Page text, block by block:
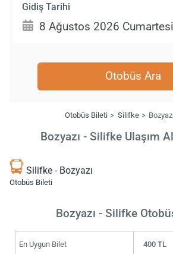
Gidiş Tarihi
Otobüs Ara
Otobüs Bileti Silifke
Bozyazı - Silifke Ulaşım
Silifke - Bozyazı
Otobüs Bileti
Bozyazı - Silifke
En Uygun Bilet 400 TL